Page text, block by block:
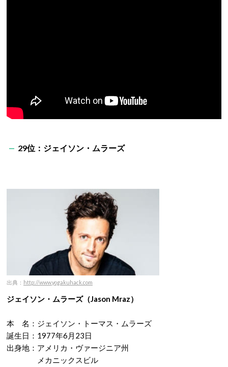
29位：ジェイソン・ムラーズ
出典： http://www.yogakuhack.com
ジェイソン・ムラーズ（Jason Mraz）
本 名：ジェイソン・トーマス・ムラーズ
誕生日：1977年6月23日
出身地：アメリカ・ヴァージニア州
メカニックスビル